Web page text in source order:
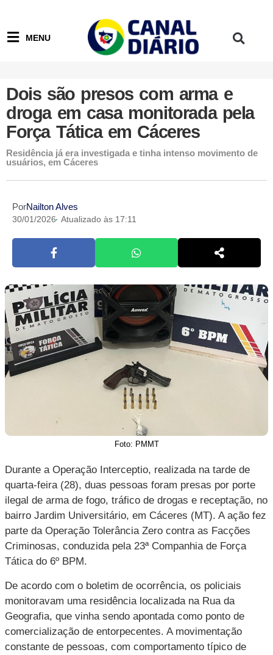
MENU
Dois são presos com arma e
droga em casa monitorada pela
Força Tática em Cáceres
Residência já era investigada e tinha intenso movimento de
usuários, em Cáceres
PorNailton Alves
30/01/2026 Atualizado às 17:11
Foto: PMMT
Durante a Operação Interceptio, realizada na tarde de
quarta-feira (28), duas pessoas foram presas por porte
ilegal de arma de fogo, tráfico de drogas e receptação, no
bairro Jardim Universitário, em Cáceres (MT). A ação fez
parte da Operação Tolerância Zero contra as Facções
Criminosas, conduzida pela 23ª Companhia de Força
Tática do 6º BPM.
De acordo com o boletim de ocorrência, os policiais
monitoravam uma residência localizada na Rua da
Geografia, que vinha sendo apontada como ponto de
comercialização de entorpecentes. A movimentação
constante de pessoas, com comportamento típico de